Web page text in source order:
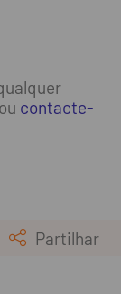
ou contacte-
Partilhar